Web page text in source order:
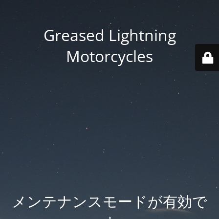
Greased Lightning
Motorcycles
メンテナンスモードが有効で